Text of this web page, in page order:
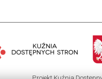
Projekt Kuźnia